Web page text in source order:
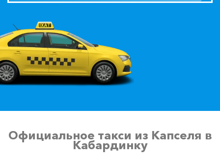
Официальное такси из Капселя в
Кабардинку